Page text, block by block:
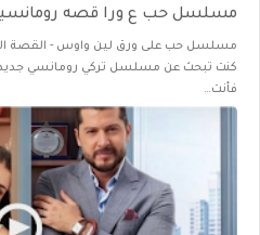
مسلسل حب ع ورا قصه
مسلسل حب على ورق لين واوس - القصة
كنت تبحث عن مسلسل تركي رومانسي جديد
فأنت…